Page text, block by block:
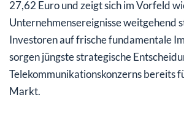
Fazit für Anleger der Deutsche
27,62 Euro und zeigt sich im Vorfeld
Unternehmensereignisse weitgehend
Investoren auf frische fundamentale
sorgen jüngste strategische
Telekommunikationskonzerns bereits
Markt.